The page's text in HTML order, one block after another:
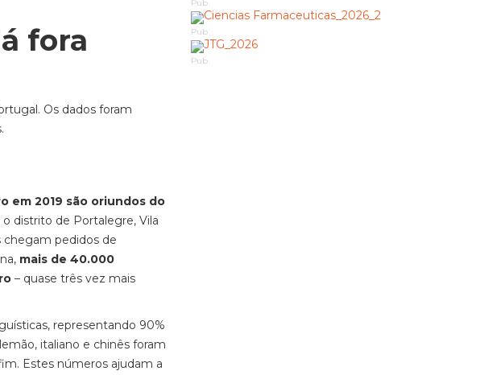
fora
Os dados foram
em 2019 são oriundos do
distrito de Portalegre, Vila
chegam pedidos de
mais de 40.000
– quase três vez mais
representando 90%
italiano e chinês foram
Estes números ajudam a
Pub
Pub
Pub